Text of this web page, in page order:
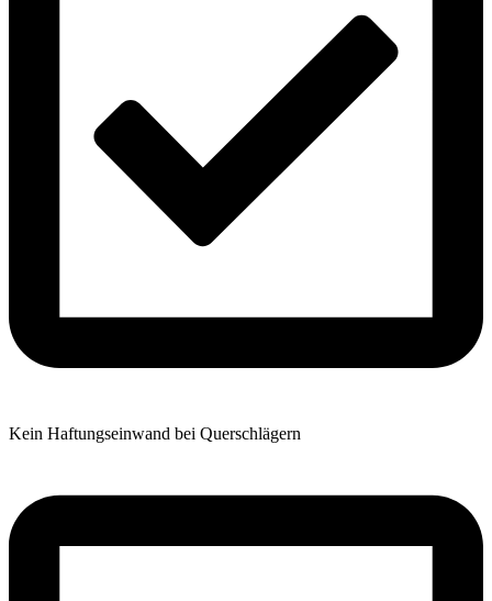
Kein Haftungseinwand bei Querschlägern